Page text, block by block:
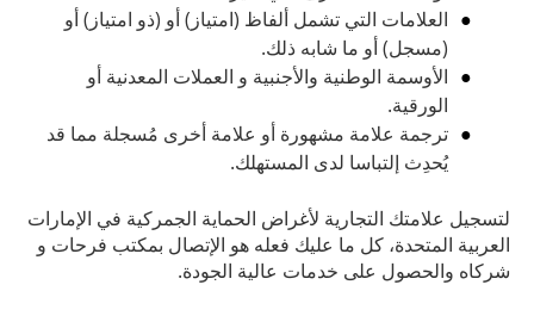
العلامات التي تشمل ألفاظ (امتياز) أو (ذو امتياز) أو
(مسجل) أو ما شابه ذلك.
الأوسمة الوطنية والأجنبية و العملات المعدنية أو
الورقية.
ترجمة علامة مشهورة أو علامة أخرى مُسجلة مما قد
يُحدِث إلتباسا لدى المستهلك.
لتسجيل علامتك التجارية لأغراض الحماية الجمركية في الإمارات
العربية المتحدة، كل ما عليك فعله هو الإتصال بمكتب فرحات و
شركاه والحصول على خدمات عالية الجودة.